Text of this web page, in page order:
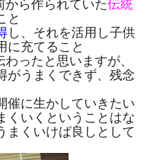
ら作られていた伝統
と
し、それを活用し子供
に充てること
ったと思いますが、
うまくできず、残念
催に生かしていきたい
くいくということはな
まくいけば良しとして